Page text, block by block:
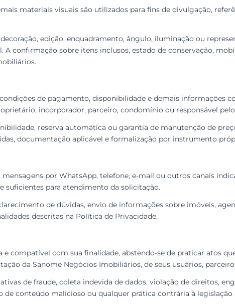
materiais visuais são utilizados para fins de divulgação,
edição, enquadramento, ângulo, iluminação ou
confirmação sobre itens inclusos, estado de conservação,
de pagamento, disponibilidade e demais informações
incorporador, parceiro, condomínio ou responsável
reserva automática ou garantia de manutenção de
documentação aplicável e formalização por instrumento
por WhatsApp, telefone, e-mail ou outros canais
suficientes para atendimento da solicitação.
de dúvidas, envio de informações sobre imóveis,
descritas na Política de Privacidade.
compatível com sua finalidade, abstendo-se de praticar atos
da Sanome Negócios Imobiliários, de seus usuários,
de fraude, coleta indevida de dados, violação de direitos,
conteúdo malicioso ou qualquer prática contrária à legislação